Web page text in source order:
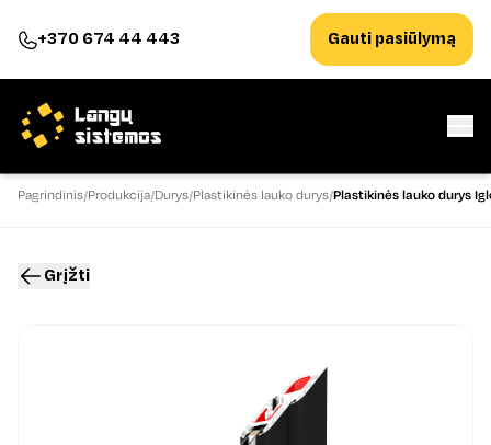
+370 674 44 443 Gauti pasiūlymą
Pagrindinis Produkcija Durys Plastikinės lauko durys Plastikinės lauko durys
Grįžti